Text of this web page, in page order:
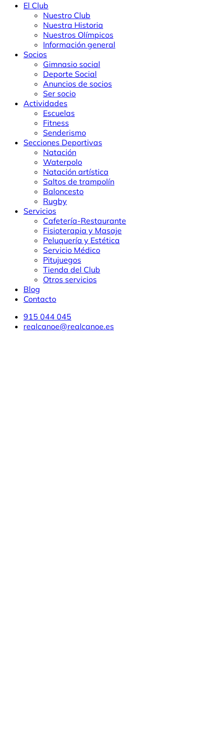
El Club
Nuestro Club
Nuestra Historia
Nuestros Olímpicos
Información general
Socios
Gimnasio social
Deporte Social
Anuncios de socios
Ser socio
Actividades
Escuelas
Fitness
Senderismo
Secciones Deportivas
Natación
Waterpolo
Natación artística
Saltos de trampolín
Baloncesto
Rugby
Servicios
Cafetería-Restaurante
Fisioterapia y Masaje
Peluquería y Estética
Servicio Médico
Pitujuegos
Tienda del Club
Otros servicios
Blog
Contacto
915 044 045
realcanoe@realcanoe.es